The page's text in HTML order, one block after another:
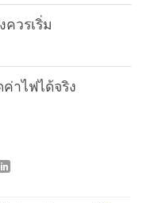
วรเริ่ม
าไฟได้จริง